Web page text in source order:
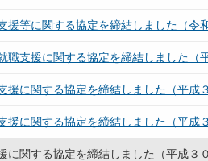
援等に関する協定を締結しました（令
職支援に関する協定を締結しました（
援に関する協定を締結しました（平成
援に関する協定を締結しました（平成
に関する協定を締結しました（平成３